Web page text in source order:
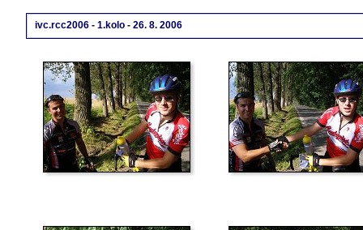
ivc.rcc2006 - 1.kolo - 26. 8. 2006